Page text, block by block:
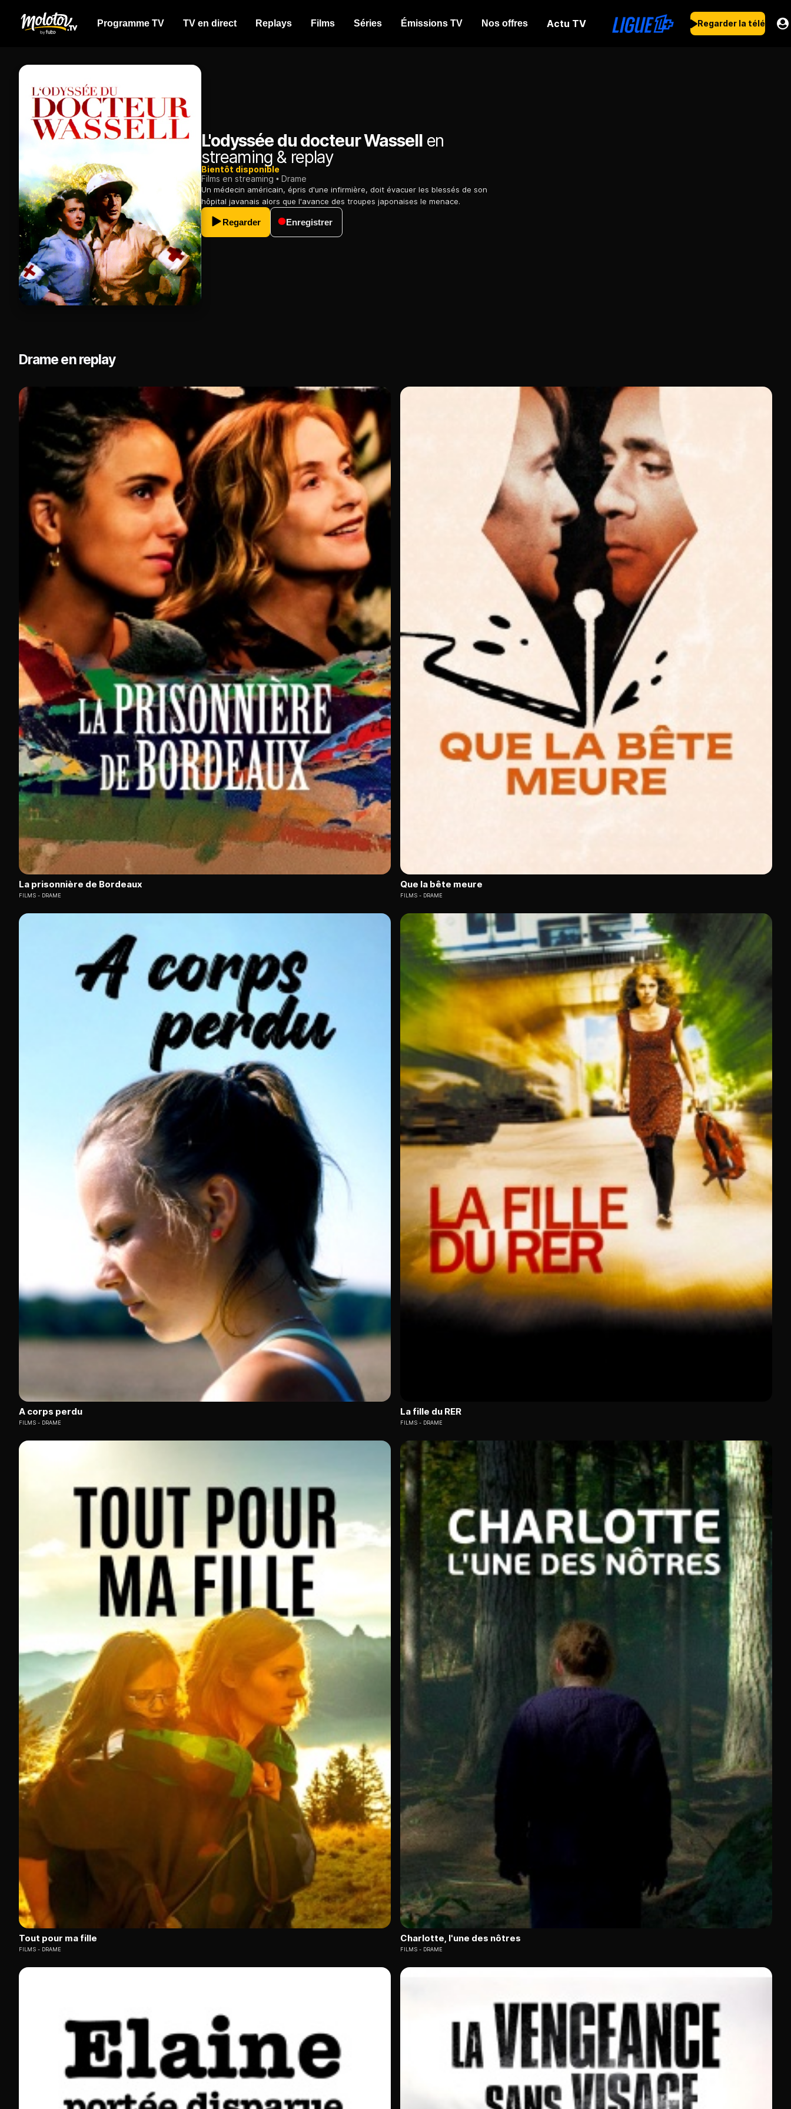
Programme TV TV en direct Replays Films Séries Émissions TV Nos offres Actu TV Regarder la télé
L'odyssée du docteur Wassellen
streaming & replay
Bientôt disponible
Films en streaming
Drame
Un médecin américain, épris d'une infirmière, doit évacuer les blessés de son
hôpital javanais alors que l'avance des troupes japonaises le menace.
Regarder Enregistrer
Drame en replay
La prisonnière de Bordeaux
FILMS DRAME
Que la bête meure
FILMS DRAME
A corps perdu
FILMS DRAME
La fille du RER
FILMS DRAME
Tout pour ma fille
FILMS DRAME
Charlotte, l'une des nôtres
FILMS DRAME